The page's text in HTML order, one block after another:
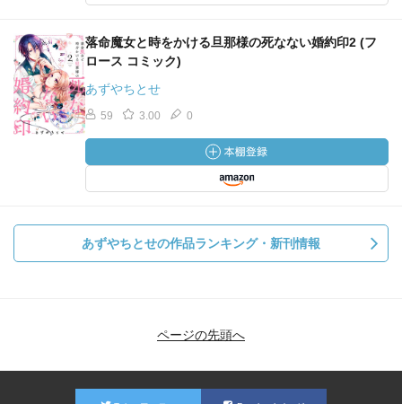
落命魔女と時をかける旦那様の死なない婚約印2 (フ
ロース コミック)
あずやちとせ
59 3.00 0
あずやちとせの作品ランキング・新刊情報
ページの先頭へ